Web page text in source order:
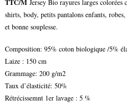
TTC/M Jersey Bio rayures larges colorées
shirts, body, petits pantalons enfants,
et bonne souplesse.
Composition: 95% coton biologique /5%
Laize : 150 cm
Grammage: 200 g/m2
Taux d’élasticité: 50%
Rétrécissemnt 1er lavage : 5 %